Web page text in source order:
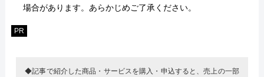
場合があります。あらかじめご了承ください。
PR
◆記事で紹介した商品・サービスを購入・申込すると、売上の一部